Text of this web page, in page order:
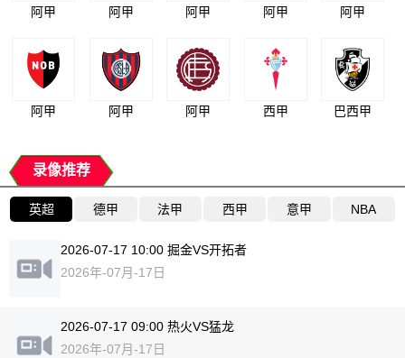
阿甲 阿甲 阿甲 阿甲 阿甲
阿甲 阿甲 阿甲 西甲 巴西甲
录像推荐
英超 德甲 法甲 西甲 意甲 NBA
2026-07-17 10:00 掘金VS开拓者
2026年-07月-17日
2026-07-17 09:00 热火VS猛龙
2026年-07月-17日